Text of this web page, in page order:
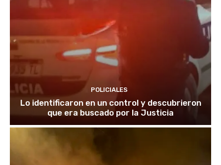
POLICIALES
Lo identificaron en un control y descubrieron
que era buscado por la Justicia